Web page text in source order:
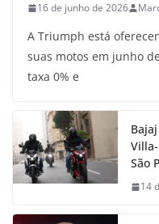
16 de junho de 2026
A Triumph está
suas motos em junho
taxa 0% e
São
14